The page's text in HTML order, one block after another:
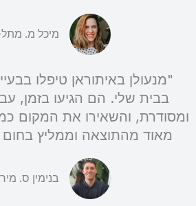
מיכל מ.
"מנעולן באיתוראן טיפלו
בבית שלי. הם הגיעו בזמן,
ומסודרת, והשאירו את המקום
מאוד מהתוצאה וממליץ
בנימין ס.